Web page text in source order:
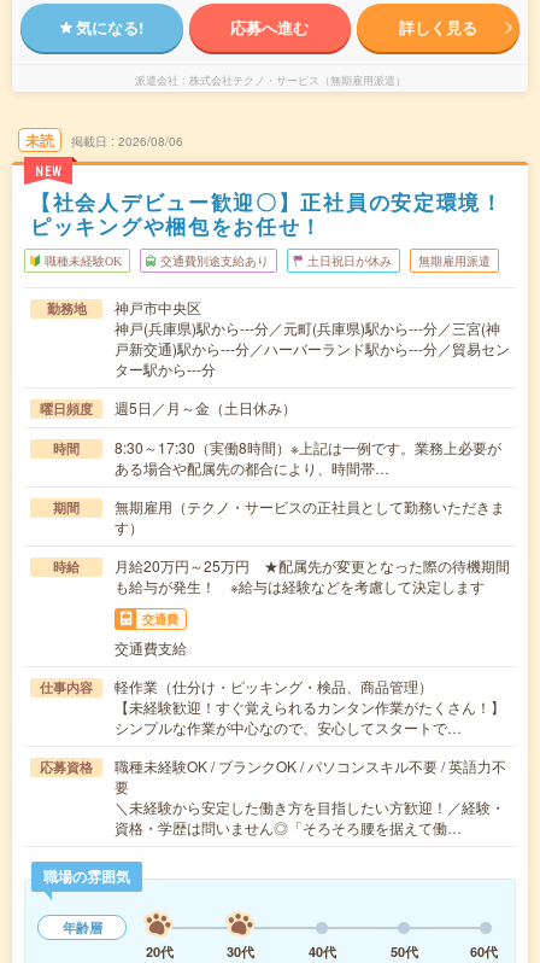
気になる! 応募へ進む 詳しく見る
派遣会社 株式会社テクノ・サービス（無期雇用派遣）
未読
NEW
掲載日 2026/08/06
【社会人デビュー歓迎〇】正社員の安定環境！
ピッキングや梱包をお任せ！
職種未経験OK 交通費別途支給あり 土日祝日が休み 無期雇用派遣
勤務地
神戸市中央区
神戸(兵庫県)駅から---分／元町(兵庫県)駅から---分／三宮(神
戸新交通)駅から---分／ハーバーランド駅から---分／貿易セン
ター駅から---分
曜日頻度 週5日／月～金（土日休み）
時間
8:30～17:30（実働8時間）※上記は一例です。業務上必要が
ある場合や配属先の都合により、時間帯…
期間
無期雇用（テクノ・サービスの正社員として勤務いただきま
す）
時給
月給20万円～25万円 ★配属先が変更となった際の待機期間
も給与が発生！ ※給与は経験などを考慮して決定します
交通費
交通費支給
仕事内容
軽作業（仕分け・ピッキング・検品、商品管理）
【未経験歓迎！すぐ覚えられるカンタン作業がたくさん！】
シンプルな作業が中心なので、安心してスタートで…
応募資格
職種未経験OK / ブランクOK / パソコンスキル不要 / 英語力不
要
＼未経験から安定した働き方を目指したい方歓迎！／経験・
資格・学歴は問いません◎「そろそろ腰を据えて働…
職場の雰囲気
年齢層
20代
30代 40代 50代 60代